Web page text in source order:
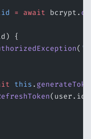
= await bcrypt.
{
(
this .
(user.id,